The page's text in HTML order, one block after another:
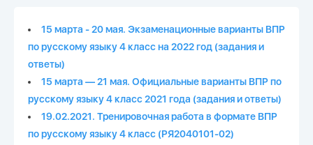
15 марта - 20 мая. Экзаменационные варианты ВПР
по русскому языку 4 класс на 2022 год (задания и
ответы)
15 марта — 21 мая. Официальные варианты ВПР по
русскому языку 4 класс 2021 года (задания и ответы)
19.02.2021. Тренировочная работа в формате ВПР
по русскому языку 4 класс (РЯ2040101-02)